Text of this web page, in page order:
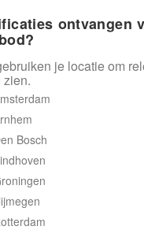
Huurflits
Huurflits
je bericht
ontvangen
je locatie om
zien.
Bosch